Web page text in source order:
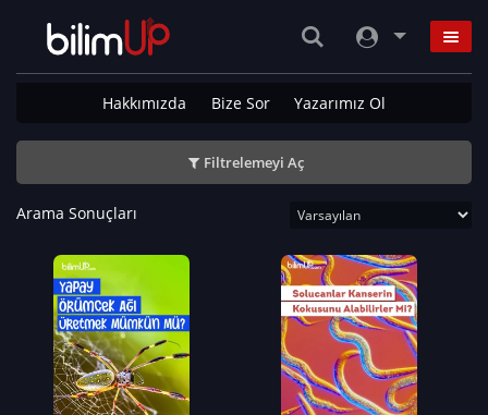
Hakkımızda Bize Sor Yazarımız Ol
Filtrelemeyi Aç
Arama Sonuçları